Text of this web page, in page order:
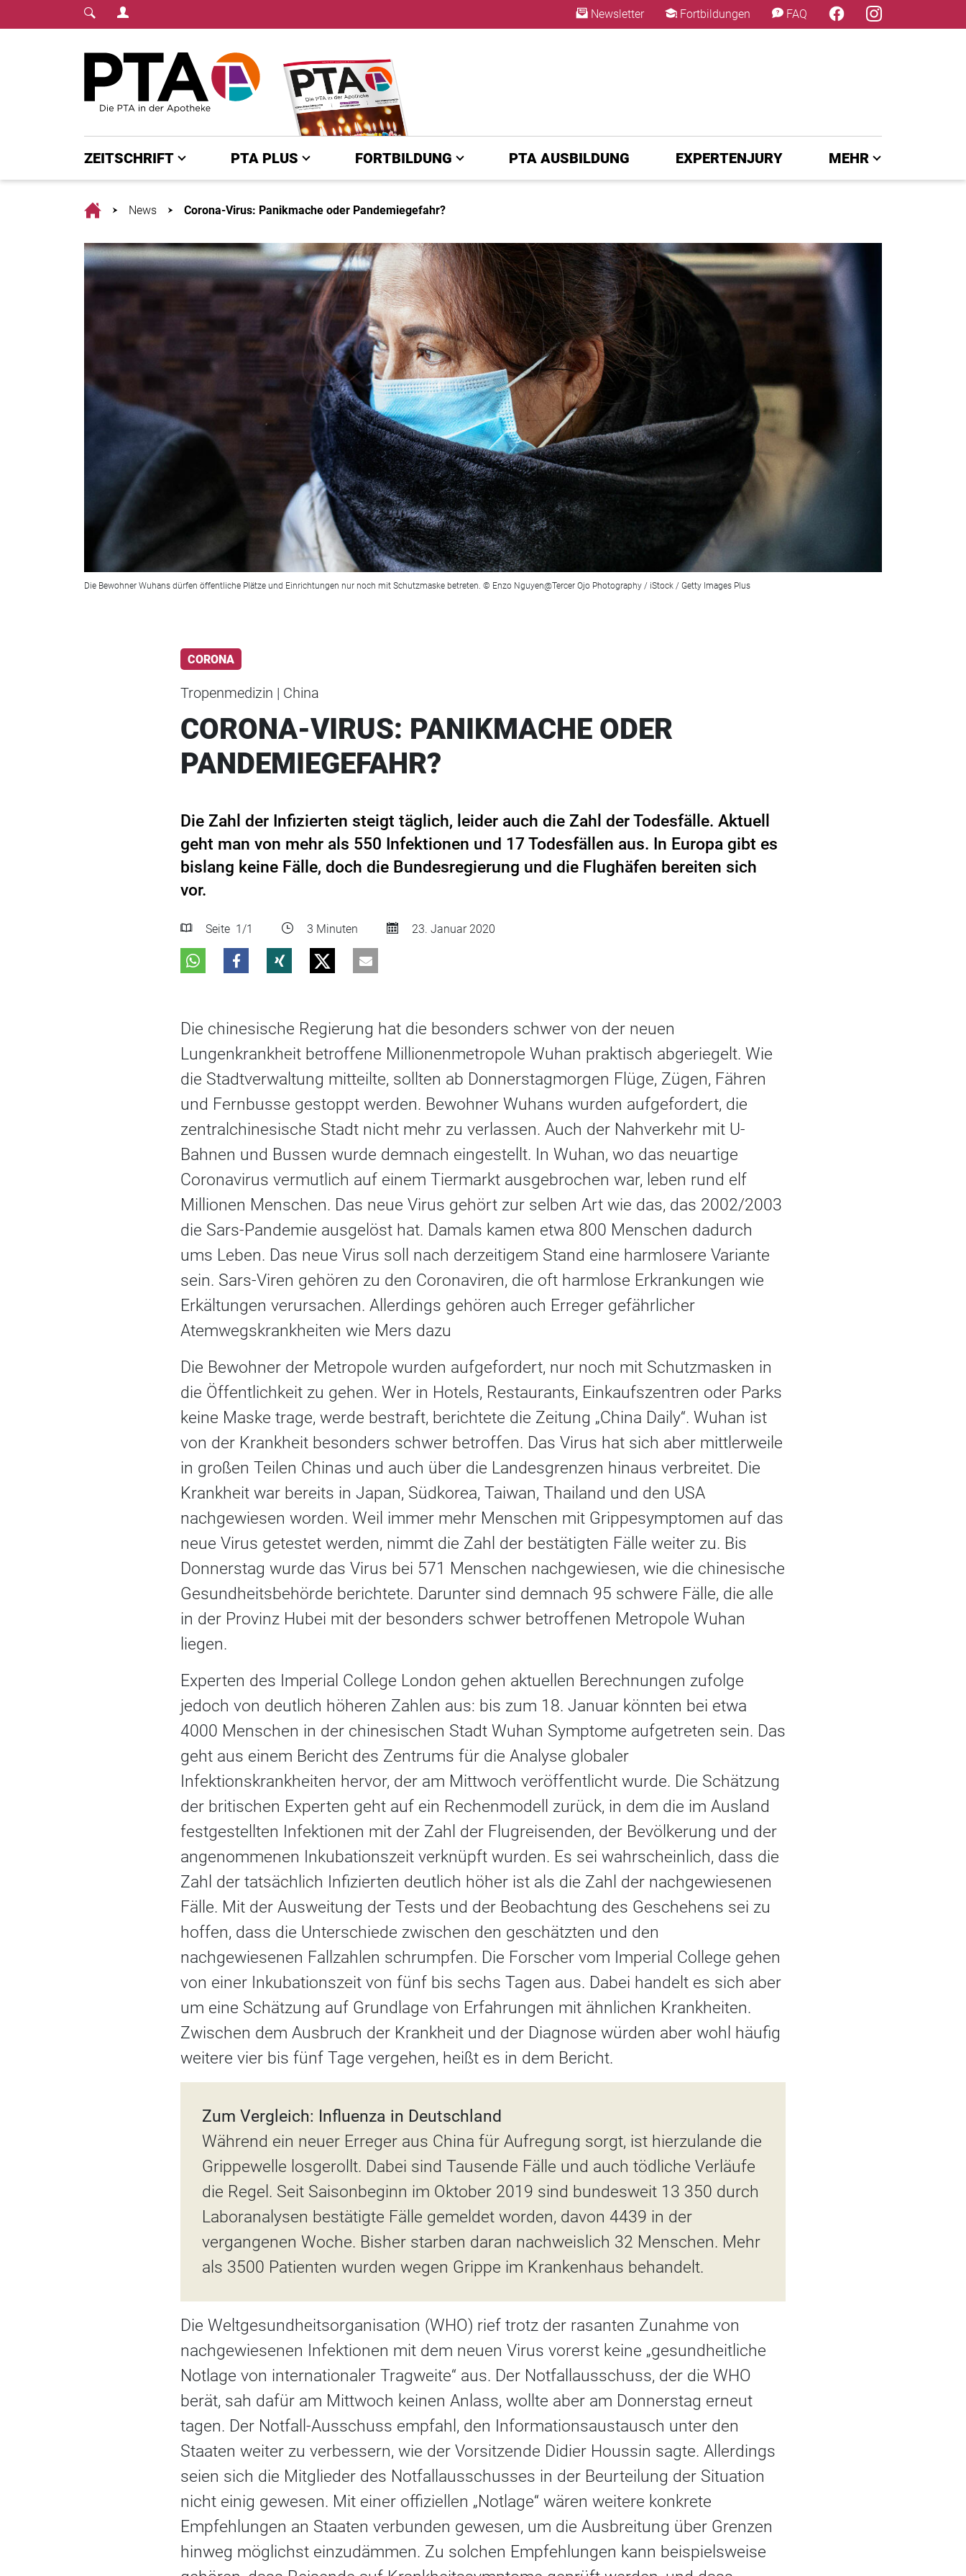
Login Menu Newsletter Fortbildungen FAQ
ZEITSCHRIFT PTA PLUS FORTBILDUNG PTA AUSBILDUNG EXPERTENJURY MEHR
HomeNews Corona-Virus: Panikmache oder Pandemiegefahr?
Die Bewohner Wuhans dürfen öffentliche Plätze und Einrichtungen nur noch mit Schutzmaske betreten. © Enzo Nguyen@Tercer Ojo Photography / iStock / Getty Images Plus
CORONA
Tropenmedizin | China
CORONA-VIRUS: PANIKMACHE ODER
PANDEMIEGEFAHR?
Die Zahl der Infizierten steigt täglich, leider auch die Zahl der Todesfälle. Aktuell
geht man von mehr als 550 Infektionen und 17 Todesfällen aus. In Europa gibt es
bislang keine Fälle, doch die Bundesregierung und die Flughäfen bereiten sich
vor.
Seite 1 /1 3 Minuten 23. Januar 2020
Die chinesische Regierung hat die besonders schwer von der neuen
Lungenkrankheit betroffene Millionenmetropole Wuhan praktisch abgeriegelt. Wie
die Stadtverwaltung mitteilte, sollten ab Donnerstagmorgen Flüge, Zügen, Fähren
und Fernbusse gestoppt werden. Bewohner Wuhans wurden aufgefordert, die
zentralchinesische Stadt nicht mehr zu verlassen. Auch der Nahverkehr mit U-
Bahnen und Bussen wurde demnach eingestellt. In Wuhan, wo das neuartige
Coronavirus vermutlich auf einem Tiermarkt ausgebrochen war, leben rund elf
Millionen Menschen. Das neue Virus gehört zur selben Art wie das, das 2002/2003
die Sars-Pandemie ausgelöst hat. Damals kamen etwa 800 Menschen dadurch
ums Leben. Das neue Virus soll nach derzeitigem Stand eine harmlosere Variante
sein. Sars-Viren gehören zu den Coronaviren, die oft harmlose Erkrankungen wie
Erkältungen verursachen. Allerdings gehören auch Erreger gefährlicher
Atemwegskrankheiten wie Mers dazu
Die Bewohner der Metropole wurden aufgefordert, nur noch mit Schutzmasken in
die Öffentlichkeit zu gehen. Wer in Hotels, Restaurants, Einkaufszentren oder Parks
keine Maske trage, werde bestraft, berichtete die Zeitung „China Daily“. Wuhan ist
von der Krankheit besonders schwer betroffen. Das Virus hat sich aber mittlerweile
in großen Teilen Chinas und auch über die Landesgrenzen hinaus verbreitet. Die
Krankheit war bereits in Japan, Südkorea, Taiwan, Thailand und den USA
nachgewiesen worden. Weil immer mehr Menschen mit Grippesymptomen auf das
neue Virus getestet werden, nimmt die Zahl der bestätigten Fälle weiter zu. Bis
Donnerstag wurde das Virus bei 571 Menschen nachgewiesen, wie die chinesische
Gesundheitsbehörde berichtete. Darunter sind demnach 95 schwere Fälle, die alle
in der Provinz Hubei mit der besonders schwer betroffenen Metropole Wuhan
liegen.
Experten des Imperial College London gehen aktuellen Berechnungen zufolge
jedoch von deutlich höheren Zahlen aus: bis zum 18. Januar könnten bei etwa
4000 Menschen in der chinesischen Stadt Wuhan Symptome aufgetreten sein. Das
geht aus einem Bericht des Zentrums für die Analyse globaler
Infektionskrankheiten hervor, der am Mittwoch veröffentlicht wurde. Die Schätzung
der britischen Experten geht auf ein Rechenmodell zurück, in dem die im Ausland
festgestellten Infektionen mit der Zahl der Flugreisenden, der Bevölkerung und der
angenommenen Inkubationszeit verknüpft wurden. Es sei wahrscheinlich, dass die
Zahl der tatsächlich Infizierten deutlich höher ist als die Zahl der nachgewiesenen
Fälle. Mit der Ausweitung der Tests und der Beobachtung des Geschehens sei zu
hoffen, dass die Unterschiede zwischen den geschätzten und den
nachgewiesenen Fallzahlen schrumpfen. Die Forscher vom Imperial College gehen
von einer Inkubationszeit von fünf bis sechs Tagen aus. Dabei handelt es sich aber
um eine Schätzung auf Grundlage von Erfahrungen mit ähnlichen Krankheiten.
Zwischen dem Ausbruch der Krankheit und der Diagnose würden aber wohl häufig
weitere vier bis fünf Tage vergehen, heißt es in dem Bericht.
Zum Vergleich: Influenza in Deutschland
Während ein neuer Erreger aus China für Aufregung sorgt, ist hierzulande die
Grippewelle losgerollt. Dabei sind Tausende Fälle und auch tödliche Verläufe
die Regel. Seit Saisonbeginn im Oktober 2019 sind bundesweit 13 350 durch
Laboranalysen bestätigte Fälle gemeldet worden, davon 4439 in der
vergangenen Woche. Bisher starben daran nachweislich 32 Menschen. Mehr
als 3500 Patienten wurden wegen Grippe im Krankenhaus behandelt.
Die Weltgesundheitsorganisation (WHO) rief trotz der rasanten Zunahme von
nachgewiesenen Infektionen mit dem neuen Virus vorerst keine „gesundheitliche
Notlage von internationaler Tragweite“ aus. Der Notfallausschuss, der die WHO
berät, sah dafür am Mittwoch keinen Anlass, wollte aber am Donnerstag erneut
tagen. Der Notfall-Ausschuss empfahl, den Informationsaustausch unter den
Staaten weiter zu verbessern, wie der Vorsitzende Didier Houssin sagte. Allerdings
seien sich die Mitglieder des Notfallausschusses in der Beurteilung der Situation
nicht einig gewesen. Mit einer offiziellen „Notlage“ wären weitere konkrete
Empfehlungen an Staaten verbunden gewesen, um die Ausbreitung über Grenzen
hinweg möglichst einzudämmen. Zu solchen Empfehlungen kann beispielsweise
×